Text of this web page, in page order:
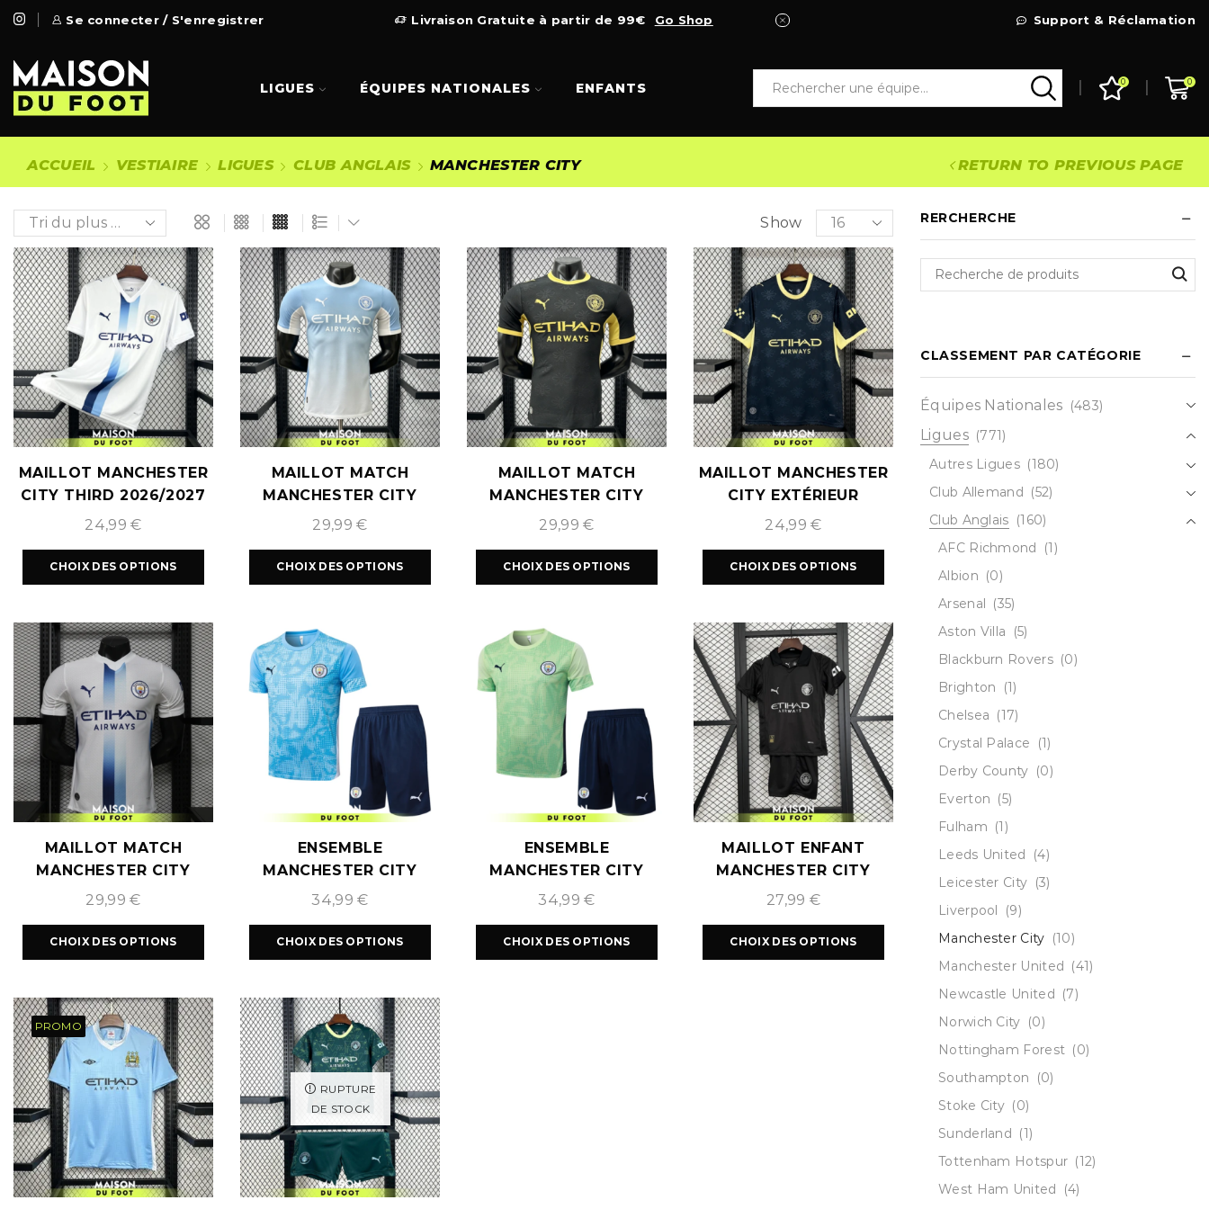
Se connecter / S'enregistrer
à partir de 99€ Go Shop Livraison Gratuite à partir de 99€ Go Shop Livraison Gratuite à partir de 99€ Go Shop
Support & Réclamation
LIGUES ÉQUIPES NATIONALES ENFANTS 0 0
ACCUEIL VESTIAIRE LIGUES CLUB ANGLAIS MANCHESTER CITY RETURN TO PREVIOUS PAGE
Show
MAILLOT MANCHESTER
CITY THIRD 2026/2027
24,99€
CHOIX DES OPTIONS
MAILLOT MATCH
MANCHESTER CITY
DOMICILE 2026/2027
29,99€
CHOIX DES OPTIONS
MAILLOT MATCH
MANCHESTER CITY
EXTÉRIEUR 2026/2027
29,99€
CHOIX DES OPTIONS
MAILLOT MANCHESTER
CITY EXTÉRIEUR
2026/2027
24,99€
CHOIX DES OPTIONS
MAILLOT MATCH
MANCHESTER CITY
EXTÉRIEUR 2026/2027
29,99€
CHOIX DES OPTIONS
ENSEMBLE
MANCHESTER CITY
BLEU CLAIR 2025/2026
34,99€
CHOIX DES OPTIONS
ENSEMBLE
MANCHESTER CITY
VERT 2025/2026
34,99€
CHOIX DES OPTIONS
MAILLOT ENFANT
MANCHESTER CITY
EXTÉRIEUR 2025/2026
27,99 €
CHOIX DES OPTIONS
PROMO
RUPTURE
DE STOCK
RERCHERCHE
CLASSEMENT PAR CATÉGORIE
Équipes Nationales (483)
Ligues (771)
Autres Ligues (180)
Club Allemand (52)
Club Anglais (160)
AFC Richmond
(1)
Albion (0)
Arsenal (35)
Aston Villa
(5)
Blackburn Rovers (0)
Brighton
(1)
Chelsea (17)
Crystal Palace
(1)
Derby County (0)
Everton (5)
Fulham (1)
Leeds United
(4)
Leicester City (3)
Liverpool
(9)
Manchester City (10)
Manchester United (41)
Newcastle United (7)
Norwich City (0)
Nottingham Forest (0)
Southampton
(0)
Stoke City (0)
Sunderland (1)
Tottenham Hotspur (12)
West Ham United
(4)